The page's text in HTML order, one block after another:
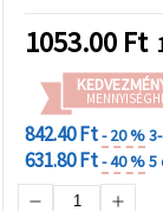
hópehely,
csokoládéhoz
1053.00 Ft
842.40 Ft- 20 %
631.80 Ft- 40 %5